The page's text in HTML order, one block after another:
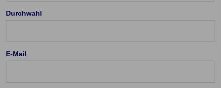
Durchwahl
E-Mail